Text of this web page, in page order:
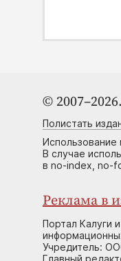
©
Полистать
Использование
В случае
в no-index, no-
Реклама в
Портал Калуги
Учредитель:
Главный